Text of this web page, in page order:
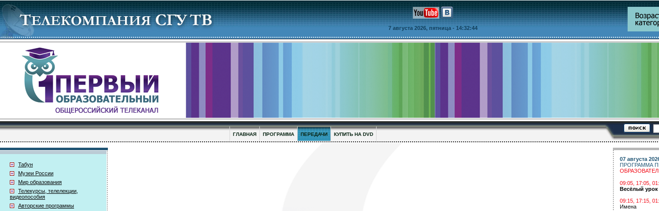
7 августа 2026, пятница - 14:32:44
ГЛАВНАЯ ПРОГРАММА ПЕРЕДАЧИ КУПИТЬ НА DVD
Табун
Музеи России
Мир образования
Телекурсы, телелекции,
видеопособия
Авторские программы
07 августа
ПРОГРАММА
09:05, 17:05,
Весёлый урок
09:15, 17:15,
Имена